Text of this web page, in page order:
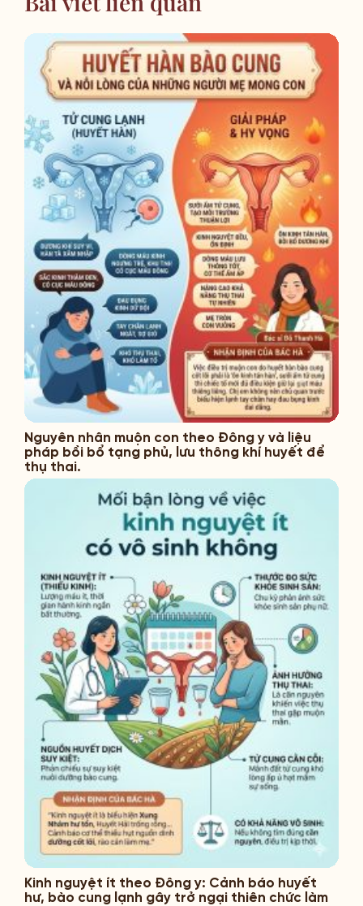
Nguyên nhân muộn con theo Đông y và liệu
pháp bồi bổ tạng phủ, lưu thông khí huyết để
thụ thai.
Kinh nguyệt ít theo Đông y: Cảnh báo huyết
hư, bào cung lạnh gây trở ngại thiên chức làm